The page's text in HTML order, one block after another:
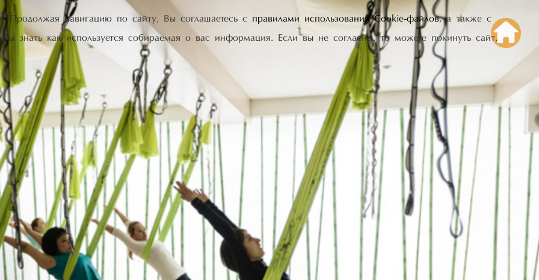
Продолжая навигацию по сайту, Вы соглашаетесь с правилами использования Cookie-файлов, а также с
знать как используется собираемая о вас информация. Если вы не согласны, то можете покинуть сайт.